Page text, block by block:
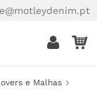
e Malhas